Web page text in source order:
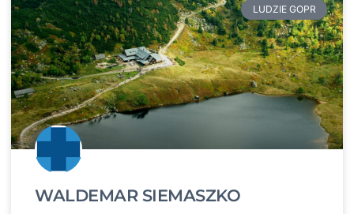
LUDZIE GOPR
WALDEMAR SIEMASZKO